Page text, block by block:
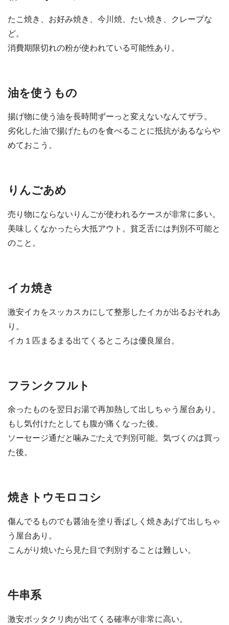
たこ焼き、お好み焼き、今川焼、たい焼き、クレープな
ど。
消費期限切れの粉が使われている可能性あり。
油を使うもの
揚げ物に使う油を長時間ずーっと変えないなんてザラ。
劣化した油で揚げたものを食べることに抵抗があるならや
めておこう。
りんごあめ
売り物にならないりんごが使われるケースが非常に多い。
美味しくなかったら大抵アウト。貧乏舌には判別不可能と
のこと。
イカ焼き
激安イカをスッカスカにして整形したイカが出るおそれあ
り。
イカ１匹まるまる出てくるところは優良屋台。
フランクフルト
余ったものを翌日お湯で再加熱して出しちゃう屋台あり。
もし気付けたとしても腹が痛くなった後。
ソーセージ通だと噛みごたえで判別可能。気づくのは買っ
た後。
焼きトウモロコシ
傷んでるものでも醤油を塗り香ばしく焼きあげて出しちゃ
う屋台あり。
こんがり焼いたら見た目で判別することは難しい。
牛串系
激安ボッタクリ肉が出てくる確率が非常に高い。